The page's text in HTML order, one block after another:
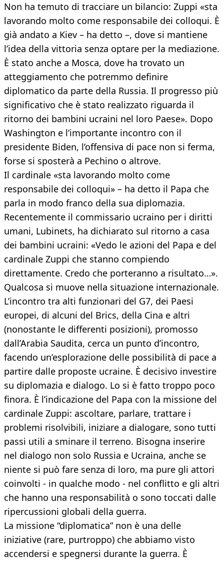
Non ha temuto di tracciare un bilancio: Zuppi «sta
lavorando molto come responsabile dei colloqui. È
già andato a Kiev – ha detto –, dove si mantiene
l’idea della vittoria senza optare per la mediazione.
È stato anche a Mosca, dove ha trovato un
atteggiamento che potremmo definire
diplomatico da parte della Russia. Il progresso più
significativo che è stato realizzato riguarda il
ritorno dei bambini ucraini nel loro Paese». Dopo
Washington e l’importante incontro con il
presidente Biden, l’offensiva di pace non si ferma,
forse si sposterà a Pechino o altrove.
Il cardinale «sta lavorando molto come
responsabile dei colloqui» – ha detto il Papa che
parla in modo franco della sua diplomazia.
Recentemente il commissario ucraino per i diritti
umani, Lubinets, ha dichiarato sul ritorno a casa
dei bambini ucraini: «Vedo le azioni del Papa e del
cardinale Zuppi che stanno compiendo
direttamente. Credo che porteranno a risultato…».
Qualcosa si muove nella situazione internazionale.
L’incontro tra alti funzionari del G7, dei Paesi
europei, di alcuni del Brics, della Cina e altri
(nonostante le differenti posizioni), promosso
dall’Arabia Saudita, cerca un punto d’incontro,
facendo un’esplorazione delle possibilità di pace a
partire dalle proposte ucraine. È decisivo investire
su diplomazia e dialogo. Lo si è fatto troppo poco
finora. È l’indicazione del Papa con la missione del
cardinale Zuppi: ascoltare, parlare, trattare i
problemi risolvibili, iniziare a dialogare, sono tutti
passi utili a sminare il terreno. Bisogna inserire
nel dialogo non solo Russia e Ucraina, anche se
niente si può fare senza di loro, ma pure gli attori
coinvolti - in qualche modo - nel conflitto e gli altri
che hanno una responsabilità o sono toccati dalle
ripercussioni globali della guerra.
La missione “diplomatica” non è una delle
iniziative (rare, purtroppo) che abbiamo visto
accendersi e spegnersi durante la guerra. È